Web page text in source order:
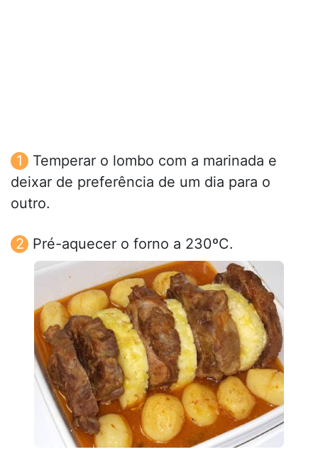
Temperar o lombo com a marinada e
deixar de preferência de um dia para o
outro.
Pré-aquecer o forno a 230ºC.